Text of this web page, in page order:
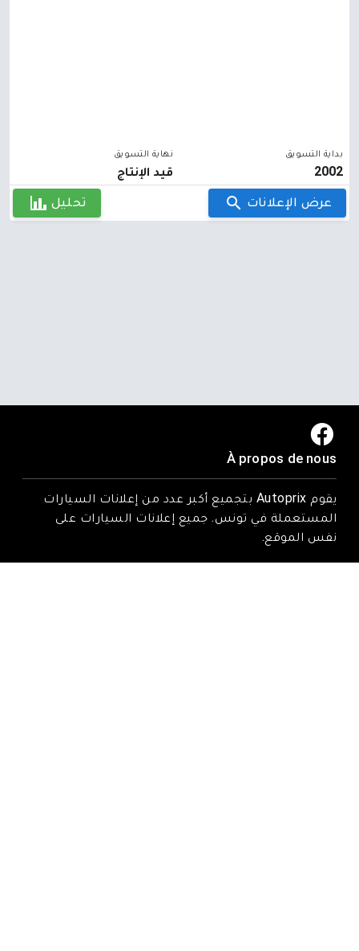
بداية التسويق
2002
نهاية التسويق
قيد الإنتاج
عرض الإعلانات تحليل
À propos de nous
يقوم Autoprix بتجميع أكبر عدد من إعلانات السيارات
المستعملة في تونس. جميع إعلانات السيارات على
نفس الموقع.